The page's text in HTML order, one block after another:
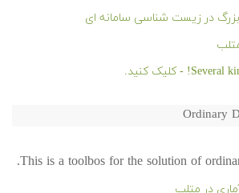
در زیست شناسی سامانه ای
Ordinary
This is a toolbos for the solution of
در متلب